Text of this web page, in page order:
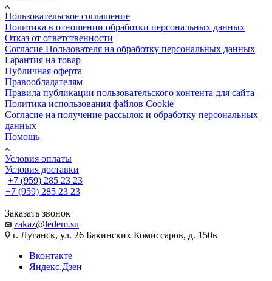
Пользовательское соглашение
Политика в отношении обработки персональных данных
Отказ от ответственности
Согласие Пользователя на обработку персональных данных
Гарантия на товар
Публичная оферта
Правообладателям
Правила публикации пользовательского контента для сайта
Политика использования файлов Cookie
Согласие на получение рассылок и обработку персональных
данных
Помощь
Условия оплаты
Условия доставки
+7 (959) 285 23 23
+7 (959) 285 23 23
Заказать звонок
zakaz@ledem.su
г. Луганск, ул. 26 Бакинских Комиссаров, д. 150в
Вконтакте
Яндекс.Дзен